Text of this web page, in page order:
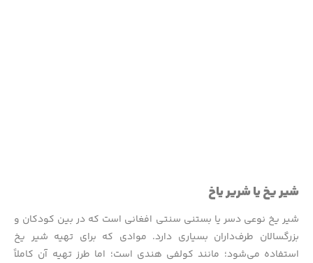
شیر یخ یا شریر یاخ
شیر یخ نوعی دسر یا بستنی سنتی افغانی است که در بین کودکان و
بزرگسالان طرف‌داران بسیاری دارد. موادی که برای تهیه شیر یخ
استفاده می‌شود؛ مانند کولفی هندی است؛ اما طرز تهیه آن کاملاً